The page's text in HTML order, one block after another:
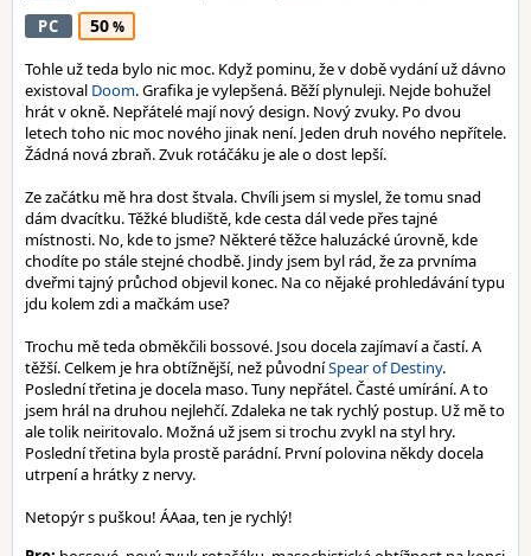
PC 50
Tohle už teda bylo nic moc. Když pominu, že v době vydání už dávno
existoval Doom. Grafika je vylepšená. Běží plynuleji. Nejde bohužel
hrát v okně. Nepřátelé mají nový design. Nový zvuky. Po dvou
letech toho nic moc nového jinak není. Jeden druh nového nepřítele.
Žádná nová zbraň. Zvuk rotáčáku je ale o dost lepší.
Ze začátku mě hra dost štvala. Chvíli jsem si myslel, že tomu snad
dám dvacítku. Těžké bludiště, kde cesta dál vede přes tajné
místnosti. No, kde to jsme? Některé těžce haluzácké úrovně, kde
chodíte po stále stejné chodbě. Jindy jsem byl rád, že za prvníma
dveřmi tajný průchod objevil konec. Na co nějaké prohledávání typu
jdu kolem zdi a mačkám use?
Trochu mě teda obměkčili bossové. Jsou docela zajímaví a častí. A
těžší. Celkem je hra obtížnější, než původníSpear of Destiny.
Poslední třetina je docela maso. Tuny nepřátel. Časté umírání. A to
jsem hrál na druhou nejlehčí. Zdaleka ne tak rychlý postup. Už mě to
ale tolik neiritovalo. Možná už jsem si trochu zvykl na styl hry.
Poslední třetina byla prostě parádní. První polovina někdy docela
utrpení a hrátky z nervy.
Netopýr s puškou! ÁAaa, ten je rychlý!